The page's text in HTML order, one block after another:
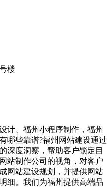
楼
计、福州小程序制作，福州
哪些靠谱?福州网站建设通过
深度洞察，帮助客户锁定目
站制作公司的视角，对客户
网站建设规划，并提供网站
细。我们为福州提供高端品